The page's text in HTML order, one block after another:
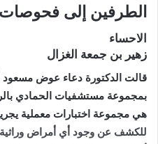
الطرفين إلى فحوصات
الاحساء
زهير بن جمعة الغزال
قالت الدكتورة دعاء عوض مسعود
بمجموعة مستشفيات الحمادي
هي مجموعة اختبارات معملية
للكشف عن وجود أي أمراض وراثية